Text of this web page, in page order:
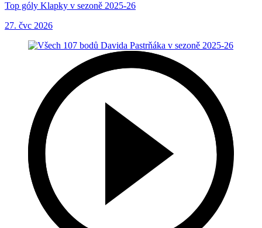
Top góly Klapky v sezoně 2025-26
27. čvc 2026